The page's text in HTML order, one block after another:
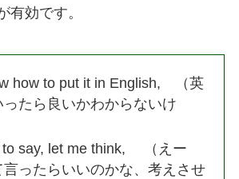
有効です。
how to put it in English, （英
たら良いかわからないけ
to say, let me think, （えー
言ったらいいのかな、考えさせ